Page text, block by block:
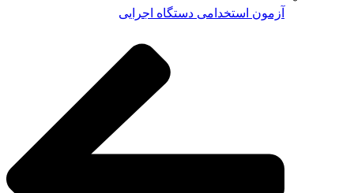
آزمون استخدامی دستگاه اجرایی